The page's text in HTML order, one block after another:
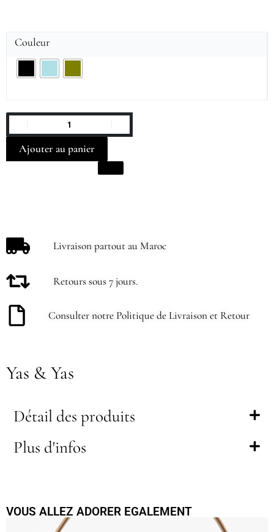
Livraison partout au Maroc
Retours sous 7 jours.
Consulter notre Politique de Livraison et Retour
Couleur
Ajouter au panier
Yas & Yas
Détail des produits
Plus d'infos
VOUS ALLEZ ADORER EGALEMENT